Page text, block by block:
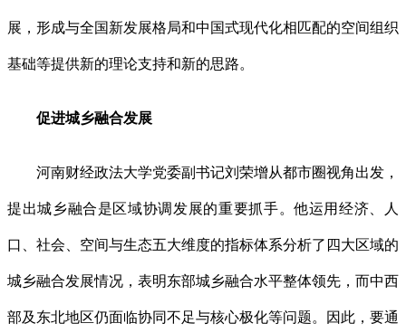
展，形成与全国新发展格局和中国式现代化相匹配的空间组织
基础等提供新的理论支持和新的思路。
促进城乡融合发展
河南财经政法大学党委副书记刘荣增从都市圈视角出发，
提出城乡融合是区域协调发展的重要抓手。他运用经济、人
口、社会、空间与生态五大维度的指标体系分析了四大区域的
城乡融合发展情况，表明东部城乡融合水平整体领先，而中西
部及东北地区仍面临协同不足与核心极化等问题。因此，要通